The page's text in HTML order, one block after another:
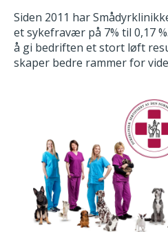
Siden 2011 har
et sykefravær på 7% til 0,17
å gi bedriften et stort løft
skaper bedre rammer for